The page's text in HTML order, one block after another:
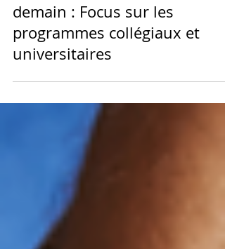
Former les leaders du loisir de
demain : Focus sur les
programmes collégiaux et
universitaires